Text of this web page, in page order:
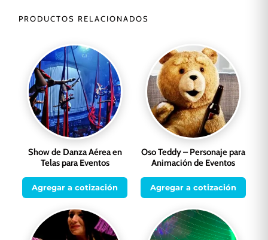
PRODUCTOS RELACIONADOS
Show de Danza Aérea en
Telas para Eventos
Agregar a cotización
Oso Teddy – Personaje para
Animación de Eventos
Agregar a cotización